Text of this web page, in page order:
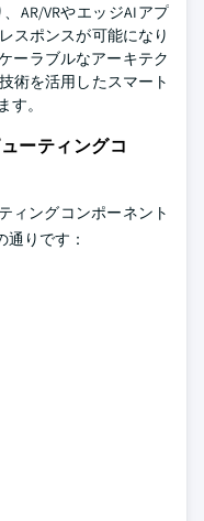
AR/VRやエッジAIアプ
スポンスが可能になり
ーラブルなアーキテク
術を活用したスマート
。
ーティングコ
ィングコンポーネント
りです：